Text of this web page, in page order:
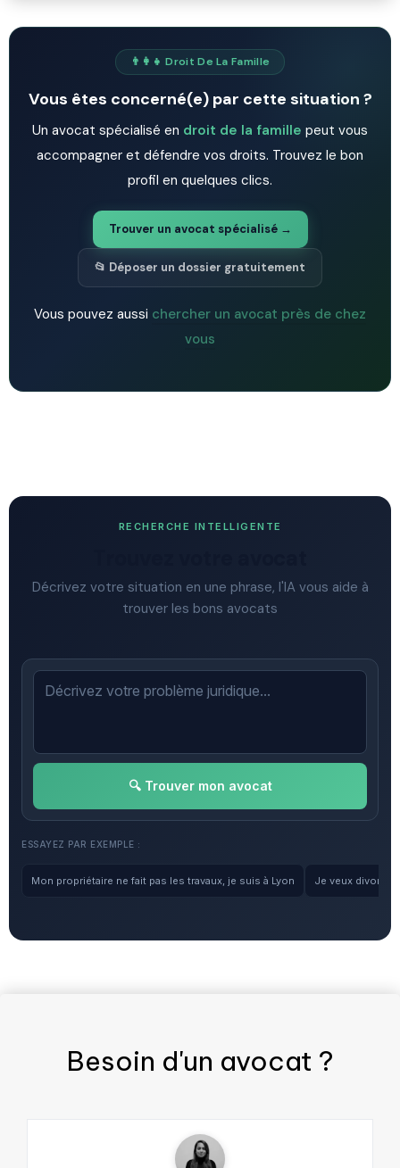
👨‍👩‍👧 Droit De La Famille
Vous êtes concerné(e) par cette situation ?
Un avocat spécialisé en droit de la famille peut vous
accompagner et défendre vos droits. Trouvez le bon
profil en quelques clics.
Trouver un avocat spécialisé →
📂 Déposer un dossier gratuitement
Vous pouvez aussi chercher un avocat près de chez
vous
RECHERCHE INTELLIGENTE
Décrivez votre situation en une phrase, l'IA vous aide à
trouver les bons avocats
🔍 Trouver mon avocat
ESSAYEZ PAR EXEMPLE :
Mon propriétaire ne fait pas les travaux, je suis à Lyon Je veux
Besoin d'un avocat ?